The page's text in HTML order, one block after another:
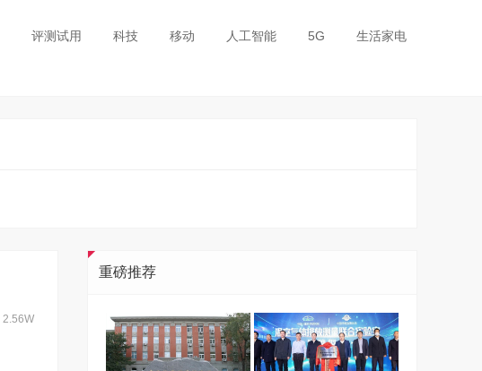
评测试用 科技 移动 人工智能 5G 生活家电
2.56W
重磅推荐